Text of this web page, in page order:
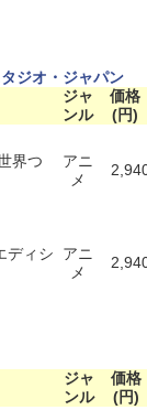
ジオ・ジャパン
ジャ
ンル
価格
(円)
界つ
アニ
メ
ディシ
アニ
メ
ジャ
ンル
価格
(円)